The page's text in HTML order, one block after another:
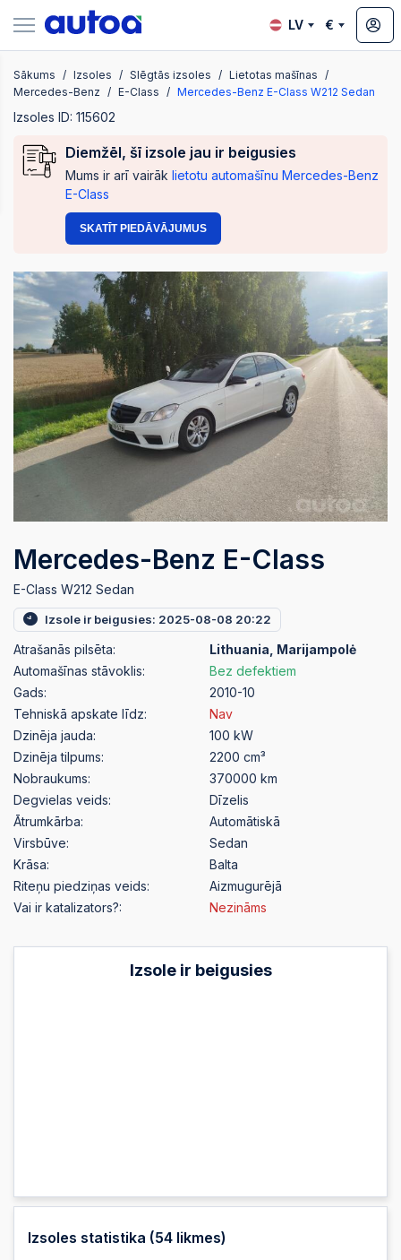
LV €
Sākums Izsoles Slēgtās izsoles
Lietotas mašīnas
Mercedes-Benz
E-Class Mercedes-Benz E-Class W212 Sedan
Izsoles ID: 115602
Diemžēl, šī izsole jau ir beigusies
Mums ir arī vairāk lietotu automašīnu Mercedes-Benz
E-Class
SKATĪT PIEDĀVĀJUMUS
Mercedes-Benz E-Class
E-Class W212 Sedan
Izsole ir beigusies: 2025-08-08 20:22
Atrašanās pilsēta:
Lithuania, Marijampolė
Automašīnas stāvoklis:
Bez defektiem
Gads:
2010-10
Tehniskā apskate līdz:
Nav
Dzinēja jauda:
100 kW
Dzinēja tilpums:
2200 cm³
Nobraukums:
370000 km
Degvielas veids:
Dīzelis
Ātrumkārba:
Automātiskā
Virsbūve:
Sedan
Krāsa:
Balta
Riteņu piedziņas veids:
Aizmugurējā
Vai ir katalizators?:
Nezināms
Izsole ir beigusies
Izsoles statistika (54 likmes)